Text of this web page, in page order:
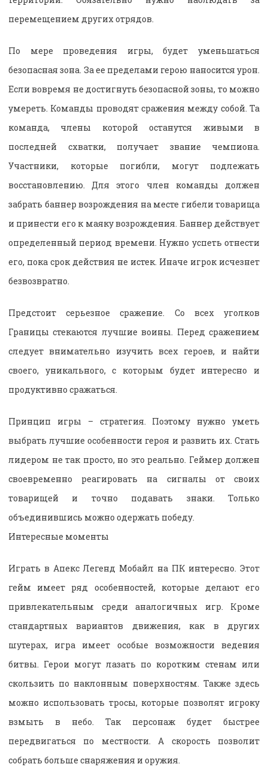
перемещением других отрядов.
По мере проведения игры, будет уменьшаться
безопасная зона. За ее пределами герою наносится урон.
Если вовремя не достигнуть безопасной зоны, то можно
умереть. Команды проводят сражения между собой. Та
команда, члены которой останутся живыми в
последней схватки, получает звание чемпиона.
Участники, которые погибли, могут подлежать
восстановлению. Для этого член команды должен
забрать баннер возрождения на месте гибели товарища
и принести его к маяку возрождения. Баннер действует
определенный период времени. Нужно успеть отнести
его, пока срок действия не истек. Иначе игрок исчезнет
безвозвратно.
Предстоит серьезное сражение. Со всех уголков
Границы стекаются лучшие воины. Перед сражением
следует внимательно изучить всех героев, и найти
своего, уникального, с которым будет интересно и
продуктивно сражаться.
Принцип игры – стратегия. Поэтому нужно уметь
выбрать лучшие особенности героя и развить их. Стать
лидером не так просто, но это реально. Геймер должен
своевременно реагировать на сигналы от своих
товарищей и точно подавать знаки. Только
объединившись можно одержать победу.
Интересные моменты
Играть в Апекс Легенд Мобайл на ПК интересно. Этот
гейм имеет ряд особенностей, которые делают его
привлекательным среди аналогичных игр. Кроме
стандартных вариантов движения, как в других
шутерах, игра имеет особые возможности ведения
битвы. Герои могут лазать по коротким стенам или
скользить по наклонным поверхностям. Также здесь
можно использовать тросы, которые позволят игроку
взмыть в небо. Так персонаж будет быстрее
передвигаться по местности. А скорость позволит
собрать больше снаряжения и оружия.